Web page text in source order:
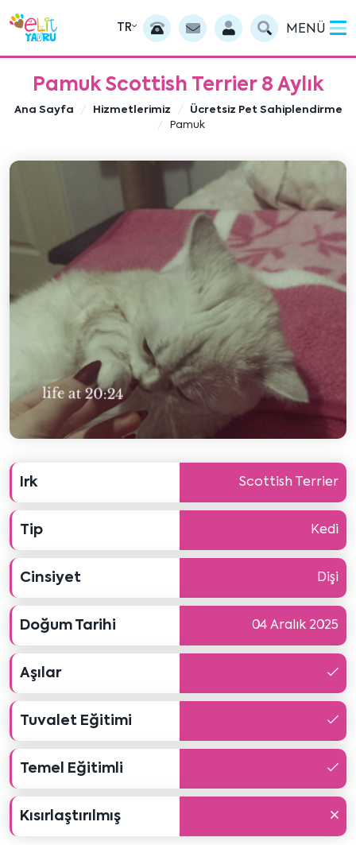
TR MENÜ
Pamuk Scottish Terrier 8 Aylık
Ana Sayfa Hizmetlerimiz
Ücretsiz Pet Sahiplendirme
Pamuk
Irk Scottish Terrier
Tip Kedi
Cinsiyet Dişi
Doğum Tarihi 04 Aralık 2025
Aşılar
Tuvalet Eğitimi
Temel Eğitimli
Kısırlaştırılmış